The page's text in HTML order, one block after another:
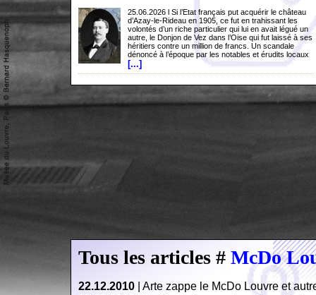
25.06.2026 l Si l’Etat français put acquérir le château
d’Azay-le-Rideau en 1905, ce fut en trahissant les
volontés d’un riche particulier qui lui en avait légué un
autre, le Donjon de Vez dans l’Oise qui fut laissé à ses
héritiers contre un million de francs. Un scandale
dénoncé à l’époque par les notables et érudits locaux
[...]
Tous les articles # McDo
22.12.2010 | Arte zappe le McDo Louvre et